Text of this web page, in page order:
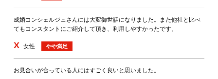
成婚コンシェルジュさんには大変御世話になりました。また他社と比べ
てもコンスタントにご紹介して頂き、利用しやすかったです。
X 女性 やや満足
お見合いが合っている人にはすごく良いと思いました。